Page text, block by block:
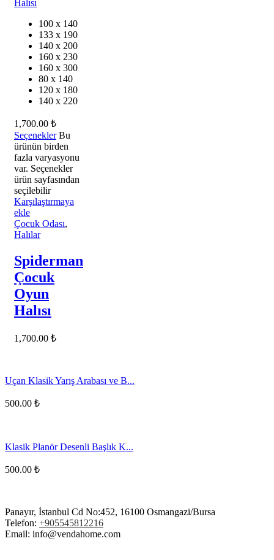
100 x 140
133 x 190
140 x 200
160 x 230
160 x 300
80 x 140
120 x 180
140 x 220
1,700.00 ₺
Seçenekler Bu
ürünün birden
fazla varyasyonu
var. Seçenekler
ürün sayfasından
seçilebilir
Karşılaştırmaya
ekle
Çocuk Odası,
Halılar
Spiderman
Çocuk
Oyun
Halısı
1,700.00 ₺
Uçan Klasik Yarış Arabası ve B...
500.00 ₺
Klasik Planör Desenli Başlık K...
500.00 ₺
Panayır, İstanbul Cd No:452, 16100 Osmangazi/Bursa
Telefon: +905545812216
Email: info@vendahome.com